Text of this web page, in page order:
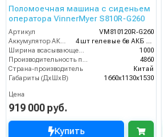
Поломоечная машина с сиденьем
оператора VinnerMyer S810R-G260
Артикул
VM810120R-G260
1000
4860
Страна-производитель
Китай
Габариты (ДхШхВ)
1660х1130х1530
Цена
919 000 руб.
Купить